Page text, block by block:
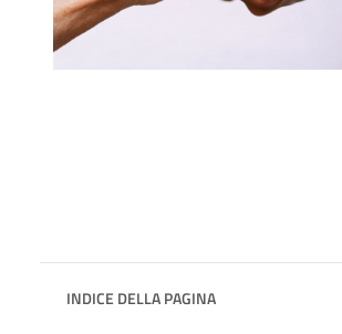
INDICE DELLA PAGINA